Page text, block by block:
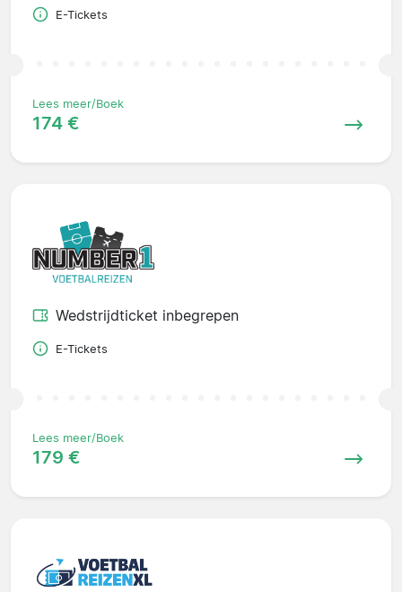
E-Tickets
Lees meer/Boek
174 €
Wedstrijdticket inbegrepen
E-Tickets
Lees meer/Boek
179 €